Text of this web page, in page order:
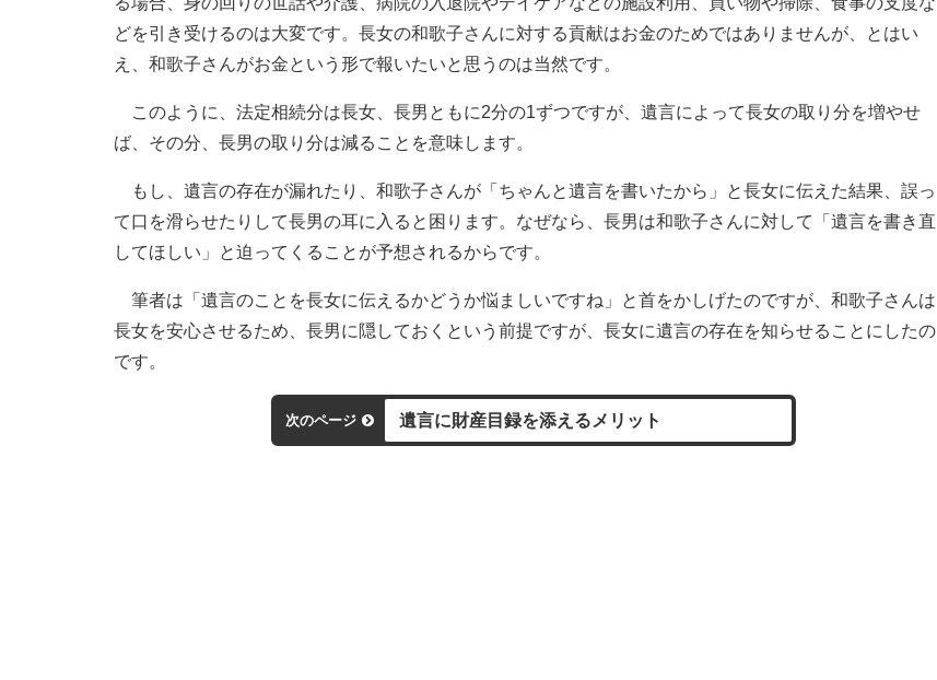
どを引き受けるのは大変です。長女の和歌子さんに対する貢献はお金のためではありませんが、とはい
え、和歌子さんがお金という形で報いたいと思うのは当然です。
このように、法定相続分は長女、長男ともに2分の1ずつですが、遺言によって長女の取り分を増やせ
ば、その分、長男の取り分は減ることを意味します。
もし、遺言の存在が漏れたり、和歌子さんが「ちゃんと遺言を書いたから」と長女に伝えた結果、誤っ
て口を滑らせたりして長男の耳に入ると困ります。なぜなら、長男は和歌子さんに対して「遺言を書き直
してほしい」と迫ってくることが予想されるからです。
筆者は「遺言のことを長女に伝えるかどうか悩ましいですね」と首をかしげたのですが、和歌子さんは
長女を安心させるため、長男に隠しておくという前提ですが、長女に遺言の存在を知らせることにしたの
です。
次のページ 遺言に財産目録を添えるメリット